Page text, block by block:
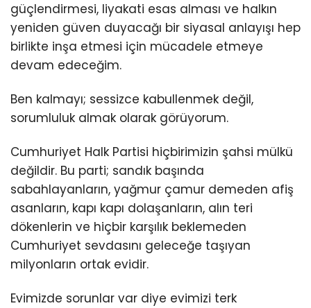
güçlendirmesi, liyakati esas alması ve halkın
yeniden güven duyacağı bir siyasal anlayışı hep
birlikte inşa etmesi için mücadele etmeye
devam edeceğim.
Ben kalmayı; sessizce kabullenmek değil,
sorumluluk almak olarak görüyorum.
Cumhuriyet Halk Partisi hiçbirimizin şahsi mülkü
değildir. Bu parti; sandık başında
sabahlayanların, yağmur çamur demeden afiş
asanların, kapı kapı dolaşanların, alın teri
dökenlerin ve hiçbir karşılık beklemeden
Cumhuriyet sevdasını geleceğe taşıyan
milyonların ortak evidir.
Evimizde sorunlar var diye evimizi terk